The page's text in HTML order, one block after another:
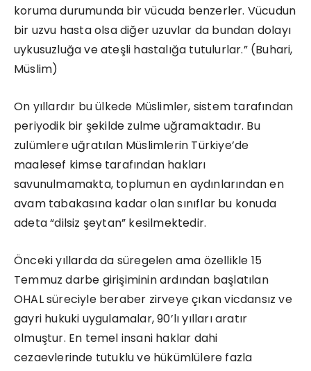
koruma durumunda bir vücuda benzerler. Vücudun
bir uzvu hasta olsa diğer uzuvlar da bundan dolayı
uykusuzluğa ve ateşli hastalığa tutulurlar.” (Buhari,
Müslim)
On yıllardır bu ülkede Müslimler, sistem tarafından
periyodik bir şekilde zulme uğramaktadır. Bu
zulümlere uğratılan Müslimlerin Türkiye’de
maalesef kimse tarafından hakları
savunulmamakta, toplumun en aydınlarından en
avam tabakasına kadar olan sınıflar bu konuda
adeta “dilsiz şeytan” kesilmektedir.
Önceki yıllarda da süregelen ama özellikle 15
Temmuz darbe girişiminin ardından başlatılan
OHAL süreciyle beraber zirveye çıkan vicdansız ve
gayri hukuki uygulamalar, 90’lı yılları aratır
olmuştur. En temel insani haklar dahi
cezaevlerinde tutuklu ve hükümlülere fazla